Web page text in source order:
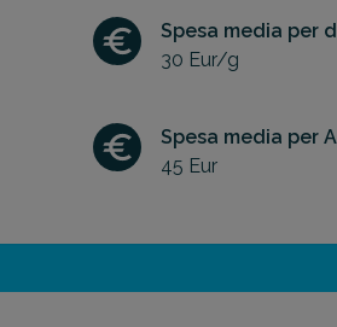
Spesa media per
30 Eur/g
Spesa media per
45 Eur